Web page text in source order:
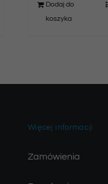
Dodaj do
koszyka
Więcej informacji
Zamówienia